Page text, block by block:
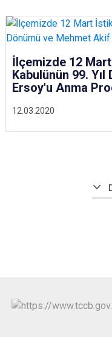
12.03.2020
İlçemizde 12
Kabulünün 99.
Ersoy'u Anma